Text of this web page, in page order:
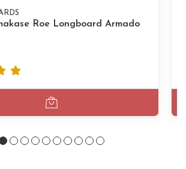
Roe Longboard Armado